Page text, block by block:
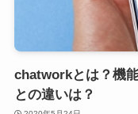
chatworkとは？機
との違いは？